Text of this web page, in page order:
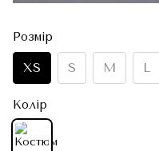
Розмір
XS S M L
Колір